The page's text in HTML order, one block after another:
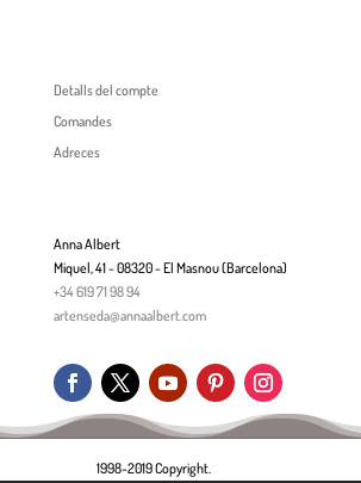
Detalls del compte
Comandes
Adreces
Anna Albert
Miquel, 41 - 08320 - El Masnou (Barcelona)
+34 619 71 98 94
artenseda@annaalbert.com
1998-2019 Copyright.